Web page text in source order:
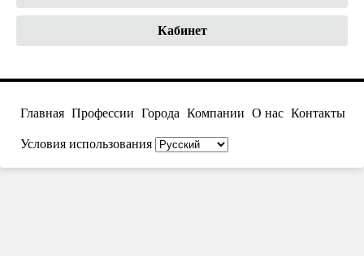
Кабинет
Главная Профессии Города Компании О нас Контакты
Условия использования